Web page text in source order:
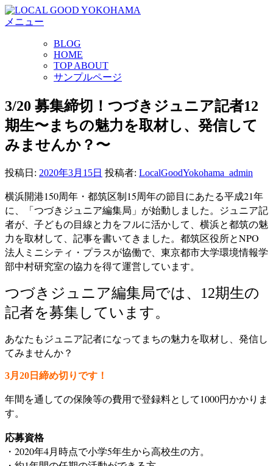
コ
ン
キ
ッ
プ
メニュー
BLOG
HOME
TOP ABOUT
サンプルページ
3/20 募集締切！つづきジュニア記者12
期生〜まちの魅力を取材し、発信して
みませんか？〜
投稿日: 2020年3月15日 投稿者: LocalGoodYokohama_admin
横浜開港150周年・都筑区制15周年の節目にあたる平成21年
に、「つづきジュニア編集局」が始動しました。ジュニア記
者が、子どもの目線と力をフルに活かして、横浜と都筑の魅
力を取材して、記事を書いてきました。都筑区役所とNPO
法人ミニシティ・プラスが協働で、東京都市大学環境情報学
部中村研究室の協力を得て運営しています。
つづきジュニア編集局では、12期生の
記者を募集しています。
あなたもジュニア記者になってまちの魅力を取材し、発信し
てみませんか？
3月20日締め切りです！
年間を通しての保険等の費用で登録料として1000円かかりま
す。
応募資格
・2020年4月時点で小学5年生から高校生の方。